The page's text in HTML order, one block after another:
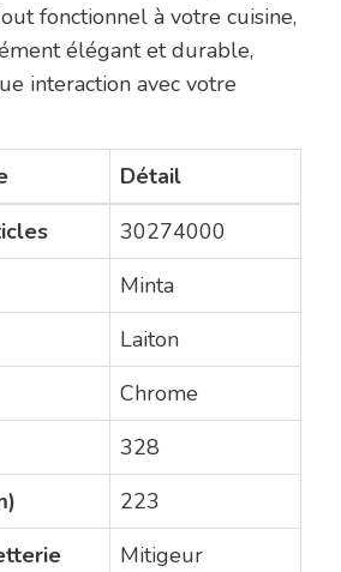
fonctionnel à votre cuisine,
élégant et durable,
interaction avec votre
Détail
30274000
Minta
Laiton
Chrome
328
223
Mitigeur